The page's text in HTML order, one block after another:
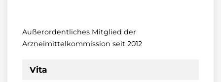
Außerordentliches Mitglied der
Arzneimittelkommission seit 2012
Vita